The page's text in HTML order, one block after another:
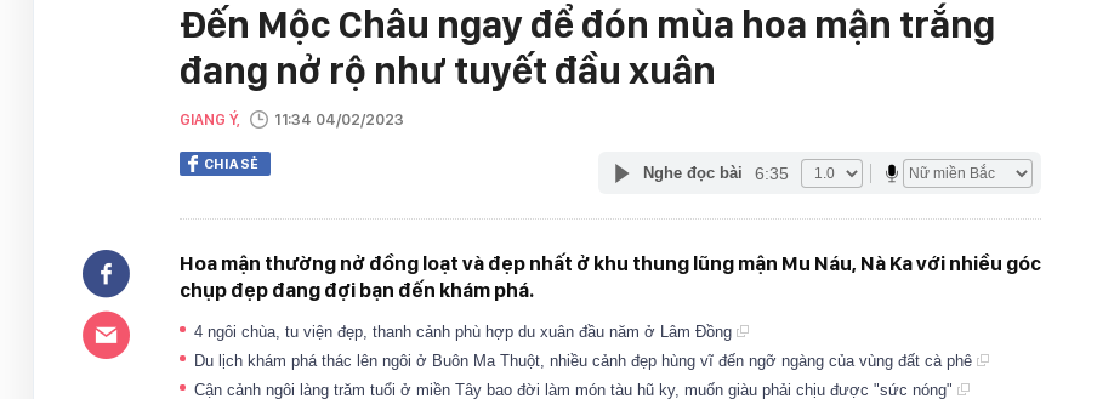
Đến Mộc Châu ngay để đón mùa hoa mận trắng
đang nở rộ như tuyết đầu xuân
GIANG Ý, 11:34 04/02/2023
CHIA SẺ Nghe đọc bài 6:35
Hoa mận thường nở đồng loạt và đẹp nhất ở khu thung lũng mận Mu Náu, Nà Ka với nhiều góc
chụp đẹp đang đợi bạn đến khám phá.
4 ngôi chùa, tu viện đẹp, thanh cảnh phù hợp du xuân đầu năm ở Lâm Đồng
Du lịch khám phá thác lên ngôi ở Buôn Ma Thuột, nhiều cảnh đẹp hùng vĩ đến ngỡ ngàng của vùng đất cà phê
Cận cảnh ngôi làng trăm tuổi ở miền Tây bao đời làm món tàu hũ ky, muốn giàu phải chịu được "sức nóng"